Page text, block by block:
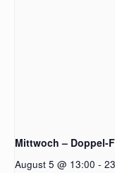
Mittwoch – Doppel-
August 5 @ 13:00 -